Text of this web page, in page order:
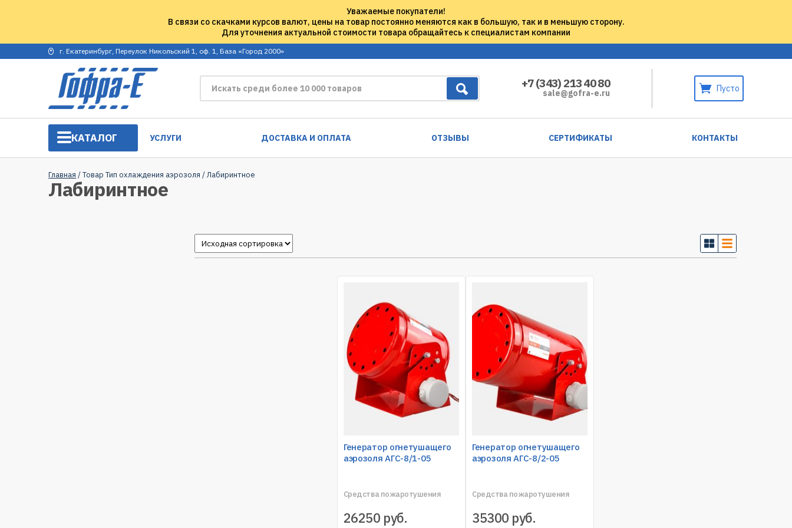
Уважаемые покупатели!
В связи со скачками курсов валют, цены на товар постоянно меняются как в большую, так и в меньшую сторону.
Для уточнения актуальной стоимости товара обращайтесь к специалистам компании
г. Екатеринбург, Переулок Никольский 1, оф. 1, База «Город 2000»
+7 (343) 213 40 80
sale@gofra-e.ru Пусто
КАТАЛОГ УСЛУГИ ДОСТАВКА И ОПЛАТА ОТЗЫВЫ СЕРТИФИКАТЫ КОНТАКТЫ
Главная / Товар Тип охлаждения аэрозоля / Лабиринтное
Лабиринтное
Генератор огнетушащего
аэрозоля АГС-8/1-05
Средства пожаротушения
26250 руб.
Генератор огнетушащего
аэрозоля АГС-8/2-05
Средства пожаротушения
35300 руб.